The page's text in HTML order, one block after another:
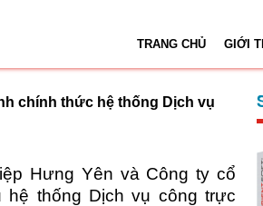
TRANG CHỦ GIỚI
chính thức hệ thống Dịch vụ
Hưng Yên và Công ty cổ
thống Dịch vụ công trực